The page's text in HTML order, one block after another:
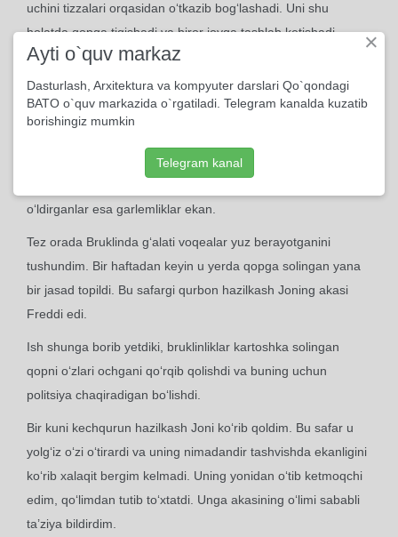
uchini tizzalari orqasidan o‘tkazib bog‘lashadi. Uni shu
holatda qopga tiqishadi va biror joyga tashlab ketishadi.
Bechora o‘ziga kelgach, qopdan chiqishga urinadi. U
bukilgan tizzalarini to‘g‘rilamoqchi bo‘ladi va bo‘ynidagi
sirtmoq tortilib, bir ozdan keyin bo‘g‘ilib o‘ladi.
bruklinlikni noma’lum shaxslar bo‘g‘ib o‘ldirishganini eshitdim.
o‘ldirganlar esa garlemliklar ekan.
Tez orada Bruklinda g‘alati voqealar yuz berayotganini
tushundim. Bir haftadan keyin u yerda qopga solingan yana
bir jasad topildi. Bu safargi qurbon hazilkash Joning akasi
Freddi edi.
Ish shunga borib yetdiki, bruklinliklar kartoshka solingan
qopni o‘zlari ochgani qo‘rqib qolishdi va buning uchun
politsiya chaqiradigan bo‘lishdi.
Bir kuni kechqurun hazilkash Joni ko‘rib qoldim. Bu safar u
yolg‘iz o‘zi o‘tirardi va uning nimadandir tashvishda ekanligini
ko‘rib xalaqit bergim kelmadi. Uning yonidan o‘tib ketmoqchi
edim, qo‘limdan tutib to‘xtatdi. Unga akasining o‘limi sababli
ta’ziya bildirdim.
×
Ayti o`quv markaz
Dasturlash, Arxitektura va kompyuter darslari Qo`qondagi
BATO o`quv markazida o`rgatiladi. Telegram kanalda kuzatib
borishingiz mumkin
Telegram kanal